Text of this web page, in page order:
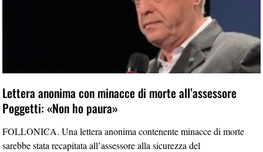
Lettera anonima con minacce di morte all’assessore
Poggetti: «Non ho paura»
FOLLONICA. Una lettera anonima contenente minacce di morte
sarebbe stata recapitata all’assessore alla sicurezza del